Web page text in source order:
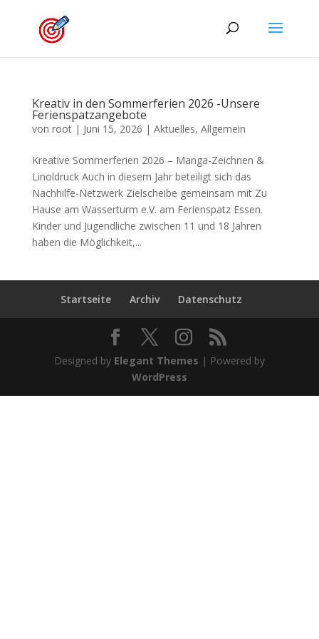
Kreativ in den Sommerferien 2026 -Unsere
Ferienspatzangebote
von root| Juni 15, 2026 | Aktuelles, Allgemein
Kreative Sommerferien 2026 – Manga-Zeichnen &
Linoldruck Auch in diesem Jahr beteiligt sich das
Nachhilfe-Netzwerk Zielscheibe gemeinsam mit Zu
Hause am Wasserturm e.V. am Ferienspatz Essen.
Kinder und Jugendliche zwischen 11 und 18 Jahren
haben die Möglichkeit,...
Startseite Archiv Datenschutz
Designed by Elegant Themes | Powered by
WordPress